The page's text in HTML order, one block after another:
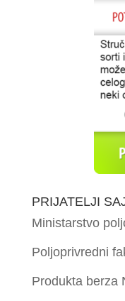
PRIJATELJI
Ministarstvo
Poljoprivredni
Produkta berza